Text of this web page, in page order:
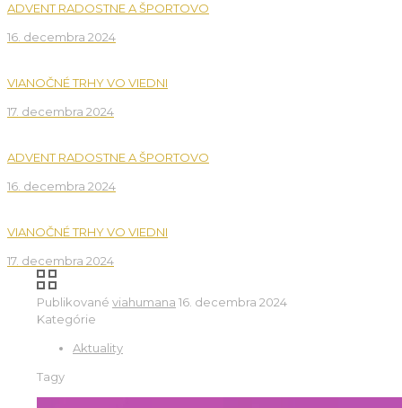
ADVENT RADOSTNE A ŠPORTOVO
16. decembra 2024
VIANOČNÉ TRHY VO VIEDNI
17. decembra 2024
ADVENT RADOSTNE A ŠPORTOVO
16. decembra 2024
VIANOČNÉ TRHY VO VIEDNI
17. decembra 2024
Publikované viahumana 16. decembra 2024
Kategórie
Aktuality
Tagy